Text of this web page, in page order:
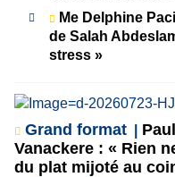
Me Delphine
de Salah
stress »
Grand format
Vanackere : « Rien
du plat mijoté au